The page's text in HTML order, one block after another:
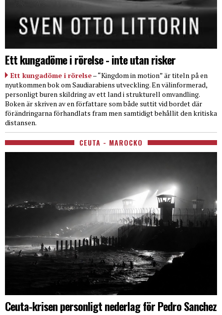
Ett kungadöme i rörelse - inte utan risker
Ett kungadöme i rörelse– “Kingdom in motion” är titeln på en
nyutkommen bok om Saudiarabiens utveckling. En välinformerad,
personligt buren skildring av ett land i strukturell omvandling.
Boken är skriven av en författare som både suttit vid bordet där
förändringarna förhandlats fram men samtidigt behållit den kritiska
distansen.
CEUTA - MAROCKO
Ceuta-krisen personligt nederlag för Pedro Sanchez